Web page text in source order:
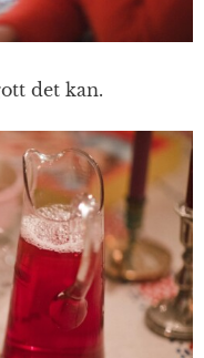
det kan.